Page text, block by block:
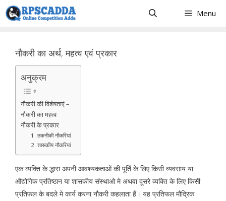
Skip
to
Menu
नौकरी का अर्थ, महत्व एवं प्रकार
अनुक्रम
नौकरी की विशेषताएं –
नौकरी का महत्व
नौकरी के प्रकार
1. तकनीकी नौकरियां
2. शासकीय नौकरियां
एक व्यक्ति के द्धारा अपनी आवश्यकताओं की पूर्ति के लिए किसी व्यवसाय या
औद्योगिक प्रतिष्ठान या शासकीय संस्थाओ मे अथवा दूसरे व्यक्ति के लिए किसी
प्रतिफल के बदले मे कार्य करना नौकरी कहलाता हैं। यह प्रतिफल मौद्रिक